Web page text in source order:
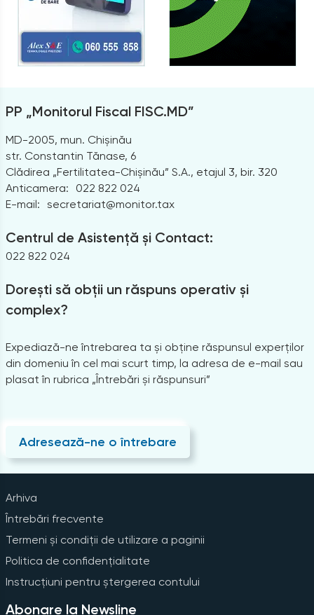
PP „Monitorul Fiscal FISC.MD”
MD-2005, mun. Chișinău
str. Constantin Tănase, 6
Clădirea „Fertilitatea-Chișinău” S.A., etajul 3, bir. 320
Anticamera:
022 822 024
E-mail: secretariat@monitor.tax
Centrul de Asistență și Contact:
022 822 024
Dorești să obții un răspuns operativ și
complex?
Expediază-ne întrebarea ta și obține răspunsul experților
din domeniu în cel mai scurt timp, la adresa de e-mail sau
plasat în rubrica „Întrebări și răspunsuri”
Adresează-ne o întrebare
Arhiva
Întrebări frecvente
Termeni și condiții de utilizare a paginii
Politica de confidențialitate
Instrucțiuni pentru ștergerea contului
Abonare la Newsline